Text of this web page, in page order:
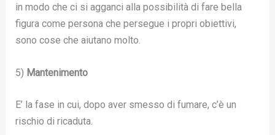
in modo che ci si agganci alla possibilità di fare bella
figura come persona che persegue i propri obiettivi,
sono cose che aiutano molto.
5) Mantenimento
E’ la fase in cui, dopo aver smesso di fumare, c’è un
rischio di ricaduta.